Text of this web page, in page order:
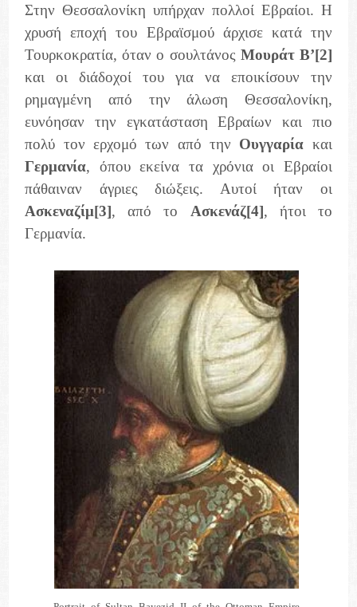
Στην Θεσσαλονίκη υπήρχαν πολλοί Εβραίοι. Η
χρυσή εποχή του Εβραϊσμού άρχισε κατά την
Τουρκοκρατία, όταν ο σουλτάνος Μουράτ Β’[2]
και οι διάδοχοί του για να εποικίσουν την
ρημαγμένη από την άλωση Θεσσαλονίκη,
ευνόησαν την εγκατάσταση Εβραίων και πιο
πολύ τον ερχομό των από την Ουγγαρία και
Γερμανία, όπου εκείνα τα χρόνια οι Εβραίοι
πάθαιναν άγριες διώξεις. Αυτοί ήταν οι
Ασκεναζίμ[3], από το Ασκενάζ[4], ήτοι το
Γερμανία.